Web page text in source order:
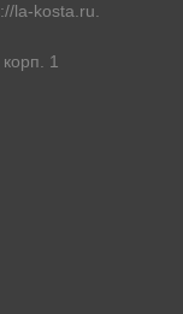
la-kosta.ru
1